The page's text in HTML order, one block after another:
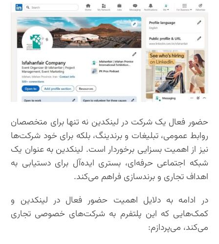
حضور فعال یک شرکت در لینکدین نه تنها برای متخصصان
روابط عمومی، تبلیغات و برندینگ، بلکه برای خود شرکت‌ها
نیز از اهمیت بسزایی برخوردار است. لینکدین به عنوان یک
شبکه اجتماعی حرفه‌ای، بستری ایده‌آل برای دستیابی به
اهداف تجاری و برندسازی فراهم می‌کند.
در ادامه به دلایل اهمیت حضور فعال در لینکدین و
کمک‌هایی که این پلتفرم به شرکت‌های خصوصی تجاری
می‌کند، می‌پردازم: